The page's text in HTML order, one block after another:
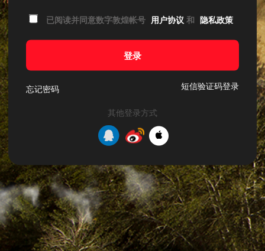
已阅读并同意数字敦煌帐号 用户协议 和 隐私政策
登录
忘记密码 短信验证码登录
其他登录方式